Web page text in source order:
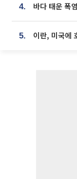
4. 바다 태운 폭
5.